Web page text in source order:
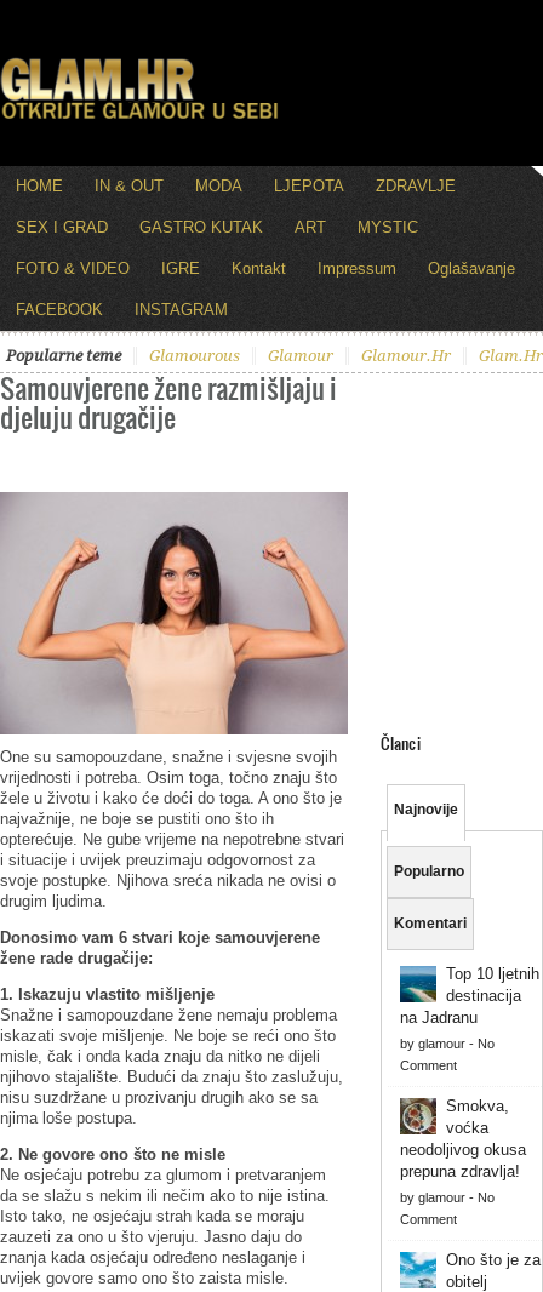
HOME IN & OUT MODA LJEPOTA ZDRAVLJE
SEX I GRAD GASTRO KUTAK ART MYSTIC
FOTO & VIDEO IGRE Kontakt Impressum Oglašavanje
FACEBOOK INSTAGRAM
Popularne teme Glamourous Glamour Glamour.hr Glam.hr
Samouvjerene žene razmišljaju i
djeluju drugačije
One su samopouzdane, snažne i svjesne svojih
vrijednosti i potreba. Osim toga, točno znaju što
žele u životu i kako će doći do toga. A ono što je
najvažnije, ne boje se pustiti ono što ih
opterećuje. Ne gube vrijeme na nepotrebne stvari
i situacije i uvijek preuzimaju odgovornost za
svoje postupke. Njihova sreća nikada ne ovisi o
drugim ljudima.
Donosimo vam 6 stvari koje samouvjerene
žene rade drugačije:
1. Iskazuju vlastito mišljenje
Snažne i samopouzdane žene nemaju problema
iskazati svoje mišljenje. Ne boje se reći ono što
misle, čak i onda kada znaju da nitko ne dijeli
njihovo stajalište. Budući da znaju što zaslužuju,
nisu suzdržane u prozivanju drugih ako se sa
njima loše postupa.
2. Ne govore ono što ne misle
Ne osjećaju potrebu za glumom i pretvaranjem
da se slažu s nekim ili nečim ako to nije istina.
Isto tako, ne osjećaju strah kada se moraju
zauzeti za ono u što vjeruju. Jasno daju do
znanja kada osjećaju određeno neslaganje i
uvijek govore samo ono što zaista misle.
Članci
Najnovije
Popularno
Komentari
Top 10 ljetnih
destinacija
na Jadranu
by glamour- No
Comment
Smokva,
voćka
neodoljivog okusa
prepuna zdravlja!
by glamour- No
Comment
Ono što je za
obitelj